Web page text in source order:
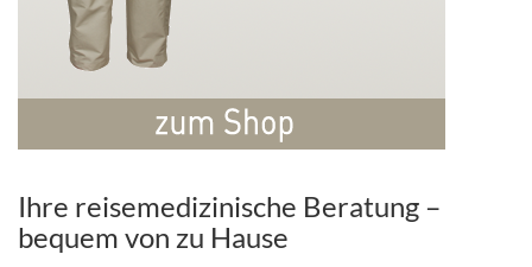
Ihre reisemedizinische Beratung –
bequem von zu Hause